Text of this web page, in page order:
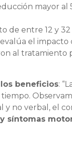
mayor al
de entre 12 y 32
el impacto
al tratamiento
beneficios:
y no verbal, el
síntomas